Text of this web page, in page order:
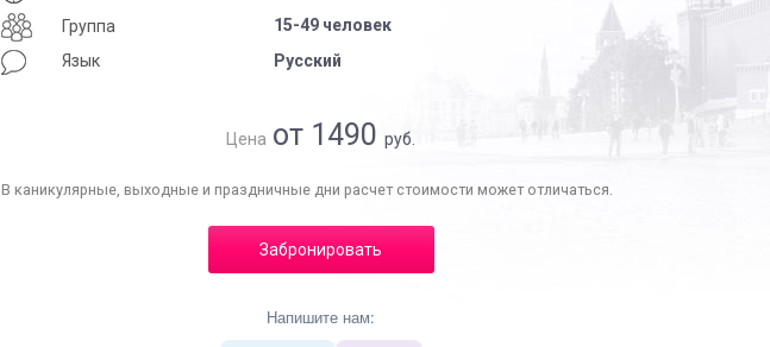
Группа
15-49 человек
Язык
Русский
Цена от 1490 руб.
В каникулярные, выходные и праздничные дни расчет стоимости может отличаться.
Забронировать
Напишите нам: